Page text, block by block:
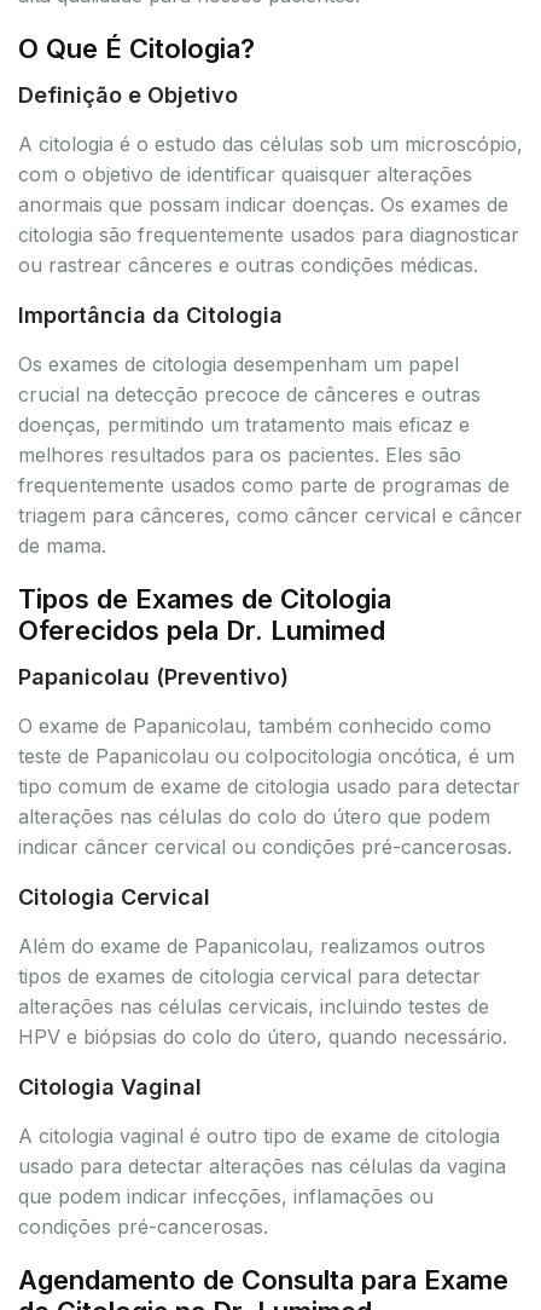
O Que É Citologia?
Definição e Objetivo
A citologia é o estudo das células sob um microscópio,
com o objetivo de identificar quaisquer alterações
anormais que possam indicar doenças. Os exames de
citologia são frequentemente usados para diagnosticar
ou rastrear cânceres e outras condições médicas.
Importância da Citologia
Os exames de citologia desempenham um papel
crucial na detecção precoce de cânceres e outras
doenças, permitindo um tratamento mais eficaz e
melhores resultados para os pacientes. Eles são
frequentemente usados como parte de programas de
triagem para cânceres, como câncer cervical e câncer
de mama.
Tipos de Exames de Citologia
Oferecidos pela Dr. Lumimed
Papanicolau (Preventivo)
O exame de Papanicolau, também conhecido como
teste de Papanicolau ou colpocitologia oncótica, é um
tipo comum de exame de citologia usado para detectar
alterações nas células do colo do útero que podem
indicar câncer cervical ou condições pré-cancerosas.
Citologia Cervical
Além do exame de Papanicolau, realizamos outros
tipos de exames de citologia cervical para detectar
alterações nas células cervicais, incluindo testes de
HPV e biópsias do colo do útero, quando necessário.
Citologia Vaginal
A citologia vaginal é outro tipo de exame de citologia
usado para detectar alterações nas células da vagina
que podem indicar infecções, inflamações ou
condições pré-cancerosas.
Agendamento de Consulta para Exame